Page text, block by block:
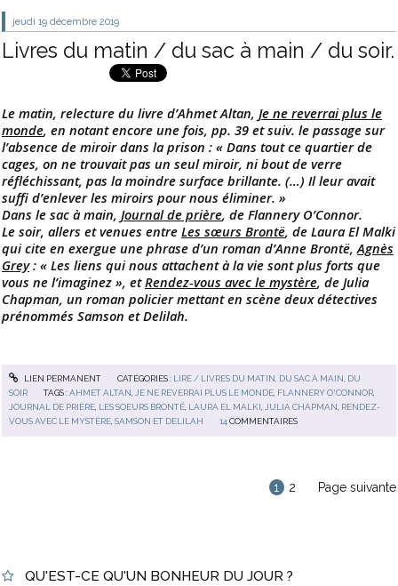
jeudi 19 décembre 2019
Livres du matin / du sac à main / du soir.
Le matin, relecture du livre d’Ahmet Altan, Je ne reverrai plus le
monde, en notant encore une fois, pp. 39 et suiv. le passage sur
l’absence de miroir dans la prison : « Dans tout ce quartier de
cages, on ne trouvait pas un seul miroir, ni bout de verre
réfléchissant, pas la moindre surface brillante. (…) Il leur avait
suffi d’enlever les miroirs pour nous éliminer. »
Dans le sac à main, Journal de prière, de Flannery O’Connor.
Le soir, allers et venues entre Les sœurs Brontë, de Laura El Malki
qui cite en exergue une phrase d’un roman d’Anne Brontë, Agnès
Grey: « Les liens qui nous attachent à la vie sont plus forts que
vous ne l’imaginez », etRendez-vous avec le mystère, de Julia
Chapman, un roman policier mettant en scène deux détectives
prénommés Samson et Delilah.
LIEN PERMANENT CATÉGORIES : LIRE / LIVRES DU MATIN, DU SAC À MAIN, DU
SOIR
TAGS :AHMET ALTAN,JE NE REVERRAI PLUS LE MONDE, FLANNERY O'CONNOR,
JOURNAL DE PRIÈRE, LES SOEURS BRONTË, LAURA EL MALKI,JULIA CHAPMAN, RENDEZ-
VOUS AVEC LE MYSTÈRE,SAMSON ET DELILAH 14 COMMENTAIRES
1 2 Page suivante
QU'EST-CE QU'UN BONHEUR DU JOUR ?